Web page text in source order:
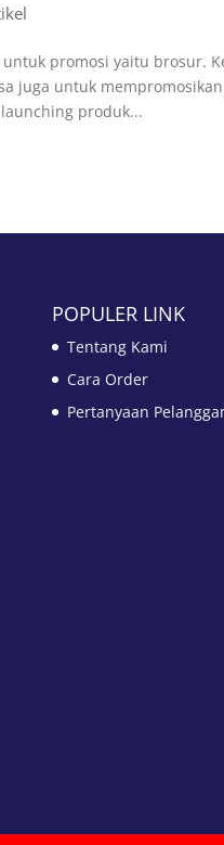
promosi yaitu brosur.
juga untuk
produk...
POPULER LINK
Tentang Kami
Cara Order
Pertanyaan